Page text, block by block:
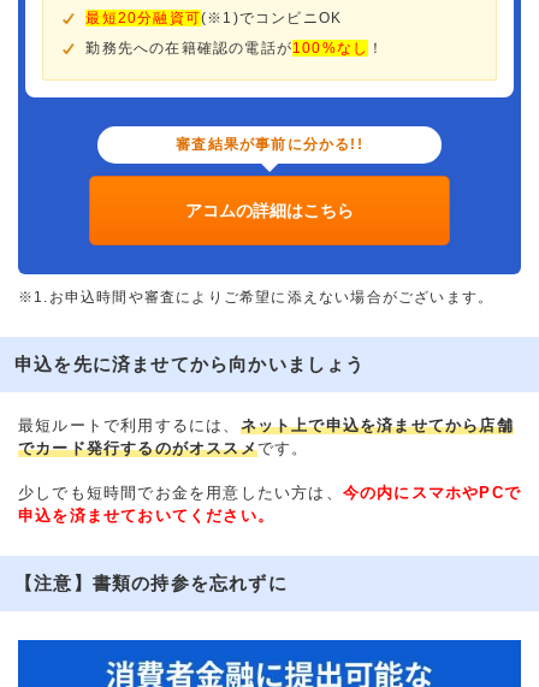
最短20分融資可(※1)でコンビニOK
勤務先への在籍確認の電話が100%なし ！
審査結果が事前に分かる!!
アコムの詳細はこちら
※1.お申込時間や審査によりご希望に添えない場合がございます。
申込を先に済ませてから向かいましょう
最短ルートで利用するには、 ネット上で申込を済ませてから店舗
でカード発行するのがオススメです。
少しでも短時間でお金を用意したい方は、 今の内にスマホやPCで
申込を済ませておいてください。
【注意】書類の持参を忘れずに